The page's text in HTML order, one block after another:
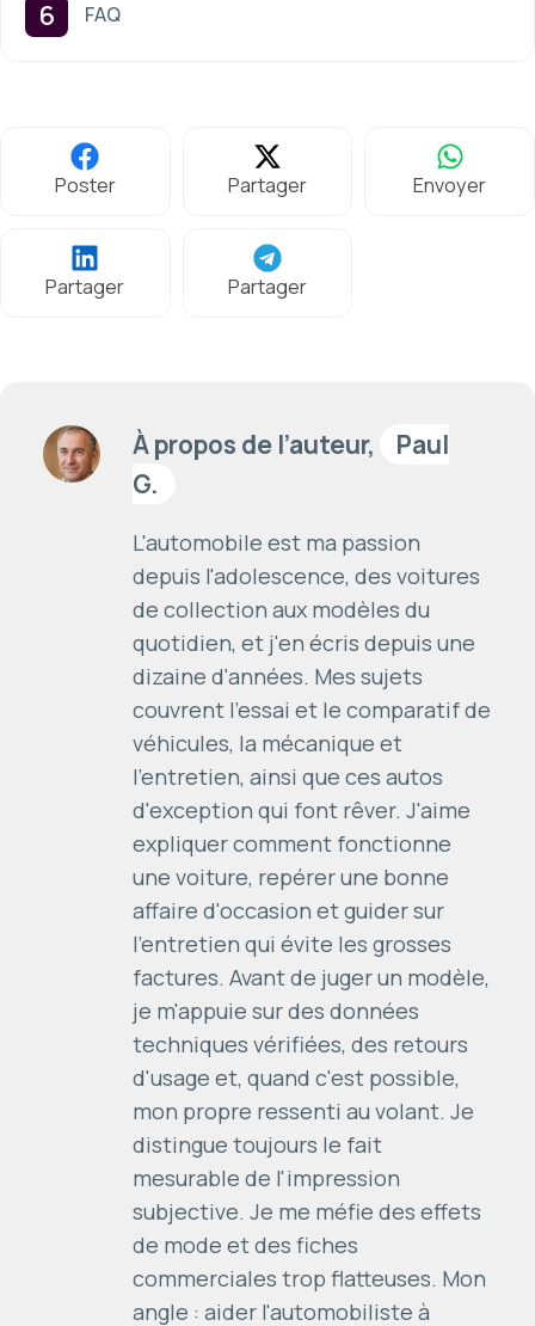
FAQ
Poster Partager Envoyer
Partager Partager
À propos de l’auteur,
Paul
G.
L'automobile est ma passion
depuis l'adolescence, des voitures
de collection aux modèles du
quotidien, et j'en écris depuis une
dizaine d'années. Mes sujets
couvrent l'essai et le comparatif de
véhicules, la mécanique et
l'entretien, ainsi que ces autos
d'exception qui font rêver. J'aime
expliquer comment fonctionne
une voiture, repérer une bonne
affaire d'occasion et guider sur
l'entretien qui évite les grosses
factures. Avant de juger un modèle,
je m'appuie sur des données
techniques vérifiées, des retours
d'usage et, quand c'est possible,
mon propre ressenti au volant. Je
distingue toujours le fait
mesurable de l'impression
subjective. Je me méfie des effets
de mode et des fiches
commerciales trop flatteuses. Mon
angle : aider l'automobiliste à